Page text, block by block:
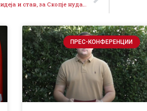
ВМРО ДПМНЕ и Данела без идеја и став, за Скопје нудат веќе реализирани проекти на Шилегов
ПРЕС-КОНФЕРЕНЦИИ